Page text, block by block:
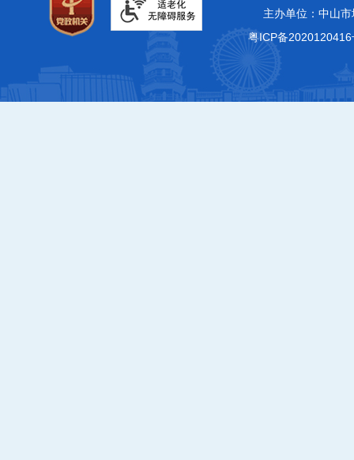
主办单位：中山
粤ICP备